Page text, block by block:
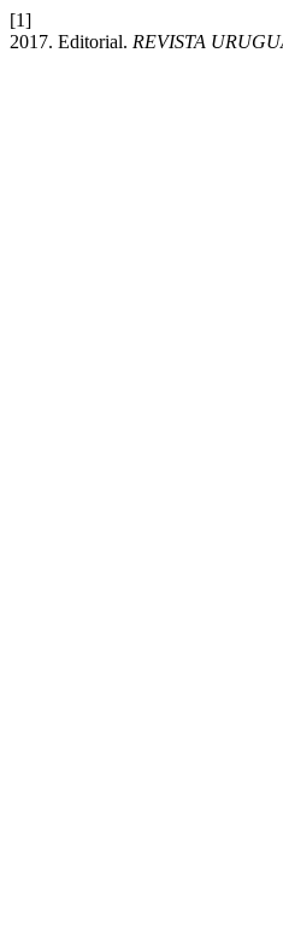
[1]
2017. Editorial. REVISTA